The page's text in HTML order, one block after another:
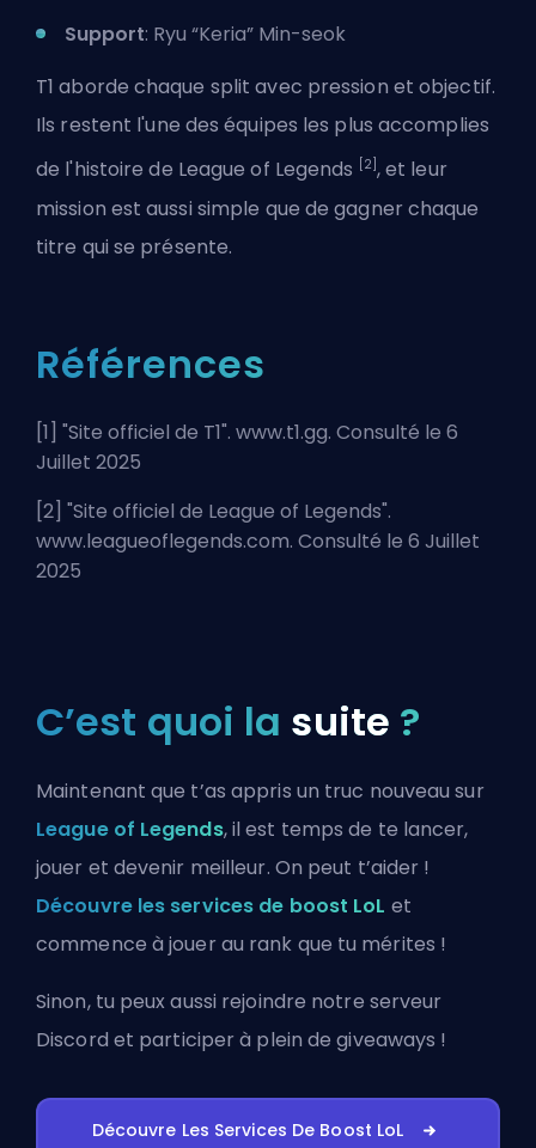
Support: Ryu “Keria” Min-seok
T1 aborde chaque split avec pression et objectif.
Ils restent l'une des équipes les plus accomplies
de l'histoire de League of Legends
[2] , et leur
mission est aussi simple que de gagner chaque
titre qui se présente.
Références
[1] "Site officiel de T1". www.t1.gg. Consulté le 6
Juillet 2025
[2] "Site officiel de League of Legends".
www.leagueoflegends.com. Consulté le 6 Juillet
2025
C’est quoi la suite ?
Maintenant que t’as appris un truc nouveau sur
League of Legends, il est temps de te lancer,
jouer et devenir meilleur. On peut t’aider !
Découvre les services de boost LoL et
commence à jouer au rank que tu mérites !
Sinon, tu peux aussi rejoindre notre serveur
Discord et participer à plein de giveaways !
Découvre Les Services De Boost LoL